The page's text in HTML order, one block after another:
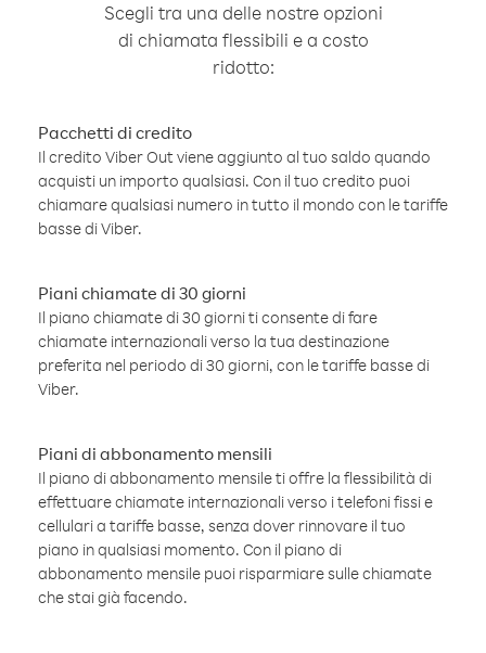
Scegli tra una delle nostre opzioni
di chiamata flessibili e a costo
ridotto:
Pacchetti di credito
Il credito Viber Out viene aggiunto al tuo saldo quando
acquisti un importo qualsiasi. Con il tuo credito puoi
chiamare qualsiasi numero in tutto il mondo con le tariffe
basse di Viber.
Piani chiamate di 30 giorni
Il piano chiamate di 30 giorni ti consente di fare
chiamate internazionali verso la tua destinazione
preferita nel periodo di 30 giorni, con le tariffe basse di
Viber.
Piani di abbonamento mensili
Il piano di abbonamento mensile ti offre la flessibilità di
effettuare chiamate internazionali verso i telefoni fissi e
cellulari a tariffe basse, senza dover rinnovare il tuo
piano in qualsiasi momento. Con il piano di
abbonamento mensile puoi risparmiare sulle chiamate
che stai già facendo.